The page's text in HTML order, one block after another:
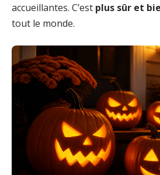
accueillantes. C’est plus sûr et
tout le monde.